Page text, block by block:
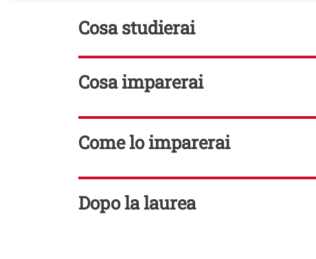
Contenuto
Cosa studierai
TITOLO
Cosa imparerai
TITOLO
Come lo imparerai
TITOLO
Dopo la laurea